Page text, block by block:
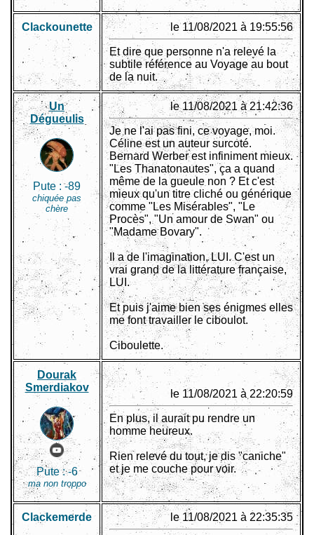
Clackounette le 11/08/2021 à 19:55:56
Et dire que personne n'a relevé la
subtile référence au Voyage au bout
de la nuit.
Un
Dégueulis
Pute :-89
chiquée pas
chère
le 11/08/2021 à 21:42:36
Je ne l'ai pas fini, ce voyage, moi.
Céline est un auteur surcoté.
Bernard Werber est infiniment mieux.
"Les Thanatonautes", ça a quand
même de la gueule non ? Et c'est
mieux qu'un titre cliché ou générique
comme "Les Misérables", "Le
Procès", "Un amour de Swan" ou
"Madame Bovary".
Il a de l'imagination, LUI. C'est un
vrai grand de la littérature française,
LUI.
Et puis j'aime bien ses énigmes elles
me font travailler le ciboulot.
Ciboulette.
Dourak
Smerdiakov
Pute :-6
ma non troppo
le 11/08/2021 à 22:20:59
En plus, il aurait pu rendre un
homme heureux.
Rien relevé du tout, je dis "caniche"
et je me couche pour voir.
Clackemerde le 11/08/2021 à 22:35:35